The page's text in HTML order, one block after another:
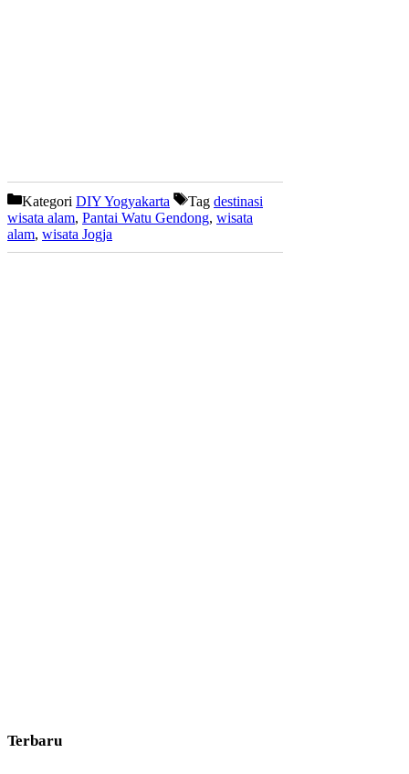
Kategori DIY Yogyakarta Tag destinasi
wisata alam, Pantai Watu Gendong, wisata
alam, wisata Jogja
Terbaru